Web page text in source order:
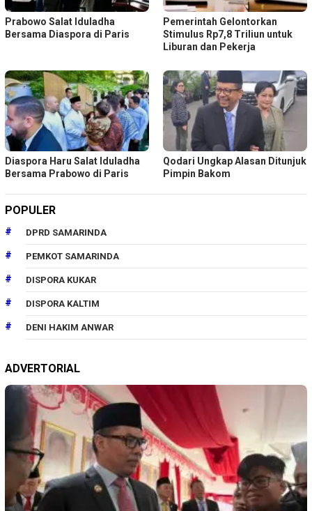
Prabowo Salat Iduladha
Bersama Diaspora di Paris
Pemerintah Gelontorkan
Stimulus Rp7,8 Triliun untuk
Liburan dan Pekerja
Diaspora Haru Salat Iduladha
Bersama Prabowo di Paris
Qodari Ungkap Alasan Ditunjuk
Pimpin Bakom
POPULER
DPRD SAMARINDA
PEMKOT SAMARINDA
DISPORA KUKAR
DISPORA KALTIM
DENI HAKIM ANWAR
ADVERTORIAL